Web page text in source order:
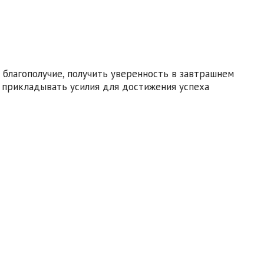
получить уверенность в завтрашнем
усилия для достижения успеха